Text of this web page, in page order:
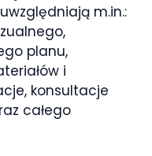
m.in.:
planu,
i
konsultacje
całego